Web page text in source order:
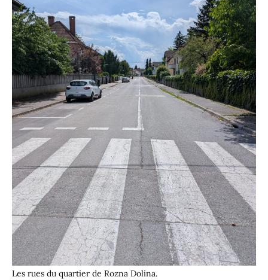
Les rues du quartier de Rozna Dolina.